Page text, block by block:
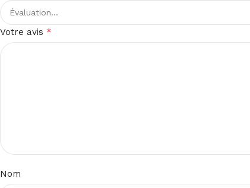
Votre avis *
Nom